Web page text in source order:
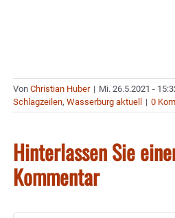
Von Christian Huber | Mi. 26.5.2021 -
Schlagzeilen, Wasserburg aktuell | 0
Hinterlassen Sie
Kommentar